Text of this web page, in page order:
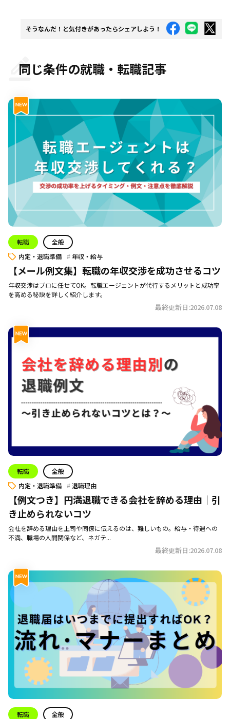
そうなんだ！と気付きがあったらシェアしよう！
同じ条件の就職・転職記事
転職
全般
内定・退職準備
年収・給与
【メール例文集】転職の年収交渉を成功させるコツ
年収交渉はプロに任せてOK。転職エージェントが代行するメリットと成功率
を高める秘訣を詳しく紹介します。
最終更新日:2026.07.08
転職
全般
内定・退職準備
退職理由
【例文つき】円満退職できる会社を辞める理由｜引
き止められないコツ
会社を辞める理由を上司や同僚に伝えるのは、難しいもの。給与・待遇への
不満、職場の人間関係など、ネガテ...
最終更新日:2026.07.08
転職 全般